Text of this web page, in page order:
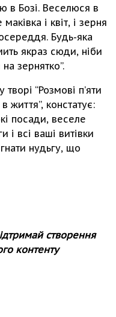
в Бозі. Веселюся в
і квіт, і зерня
Будь-яка
якраз сюди, ніби
зернятко”.
“Розмові п’яти
життя”, констатує:
посади, веселе
і всі ваші витівки
нудьгу, що
створення
контенту